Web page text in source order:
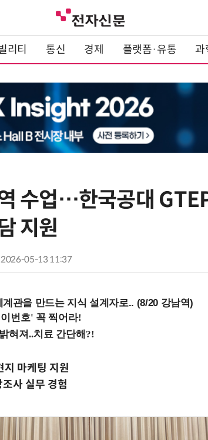
리티 통신 경제 플랫폼·유통 과
수업…한국공대
지원
2026-05-13 11:37
관을 만드는 지식 설계자로.. (8/20 강남역)
마케팅 지원
사 실무 경험